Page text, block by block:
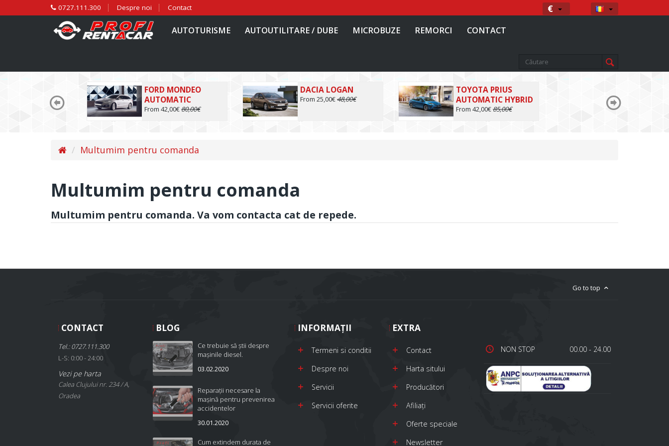
0727.111.300 Despre noi Contact € Moneda Limba
AUTOTURISME AUTOUTILITARE / DUBE MICROBUZE REMORCI CONTACT
FORD MONDEO
AUTOMATIC
From 42,00€80,00€
DACIA LOGAN
From 25,00€48,00€
TOYOTA PRIUS
AUTOMATIC HYBRID
From 42,00€85,00€
Multumim pentru comanda
Multumim pentru comanda
Multumim pentru comanda. Va vom contacta cat de repede.
Go to top
CONTACT
Tel.: 0727.111.300
L-S: 0:00 - 24:00
Vezi pe harta
Calea Clujului nr. 234 / A,
Oradea
BLOG
Ce trebuie să știi despre
mașinile diesel.
03.02.2020
Reparații necesare la
mașină pentru prevenirea
accidentelor
30.01.2020
Cum extindem durata de
INFORMAŢII
Termeni si conditii
Despre noi
Servicii
Servicii oferite
EXTRA
Contact
Harta sitului
Producători
Afiliaţi
Oferte speciale
Newsletter
NON STOP 00.00 - 24.00